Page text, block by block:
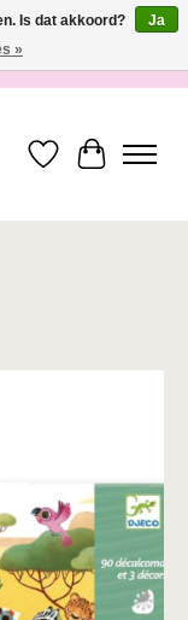
geen pakketjes
Verlanglijst
Is dat akkoord?
Ja
»